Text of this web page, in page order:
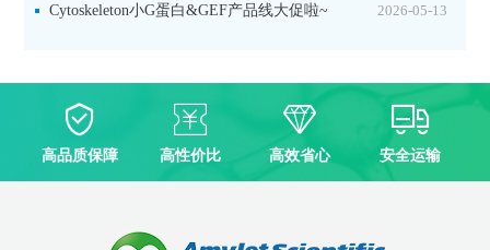
卡！ 2026-05-13
Cytoskeleton小G蛋白&GEF产品线大促啦~
高品质保障 高性价比 高效省心 安全运输